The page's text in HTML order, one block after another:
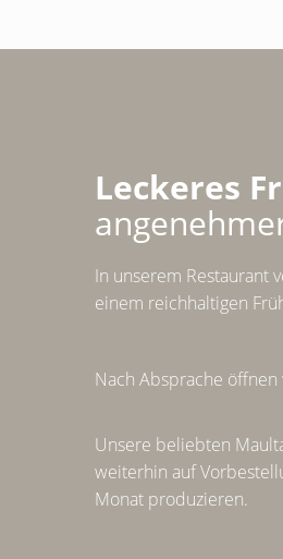
Leckeres
In unserem Restaurant
einem reichhaltigen
Nach Absprache
Unsere beliebten
weiterhin auf
Monat produzieren.